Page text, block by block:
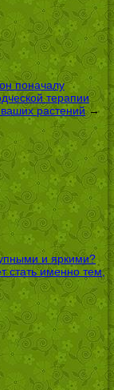
поначалу
терапии
ваших растений→
и яркими?
стать именно тем,